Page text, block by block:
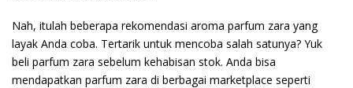
Nah, itulah beberapa rekomendasi aroma parfum zara yang
layak Anda coba. Tertarik untuk mencoba salah satunya? Yuk
beli parfum zara sebelum kehabisan stok. Anda bisa
mendapatkan parfum zara di berbagai marketplace seperti